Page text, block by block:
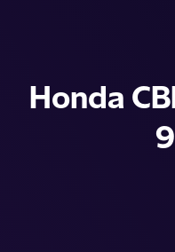
Honda